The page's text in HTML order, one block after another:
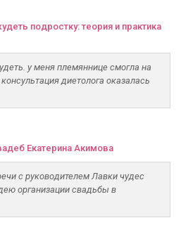
подростку: теория и практика
у меня племяннице смогла на
диетолога оказалась
Екатерина Акимова
с руководителем Лавки чудес
организации свадьбы в